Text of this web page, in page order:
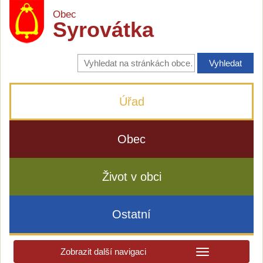
Obec
Syrovátka
Vyhledávání
na
stránkách
Úřad
Obec
Život v obci
Ostatní
Zobrazit další navigaci